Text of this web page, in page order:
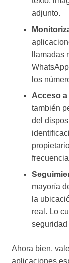
adjunto.
llamadas
los
Acceso
también
del
mayoría
la
real. Lo
seguridad
Ahora bien,
aplicaciones